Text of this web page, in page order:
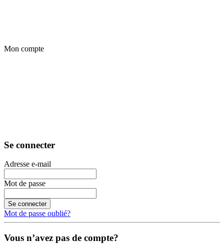
Mon compte
Se connecter
Adresse e-mail
Mot de passe
Se connecter
Mot de passe oublié?
Vous n’avez pas de compte?